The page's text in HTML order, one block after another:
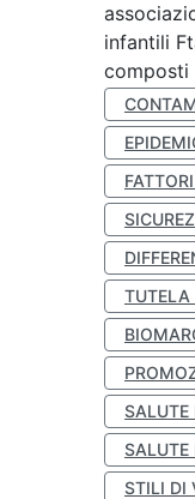
infantili
composti
TUTELA
SALUTE
SALUTE
STILI DI